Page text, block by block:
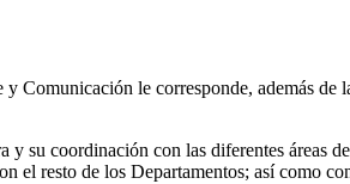
Comunicación le corresponde, además de
su coordinación con las diferentes áreas
el resto de los Departamentos; así como